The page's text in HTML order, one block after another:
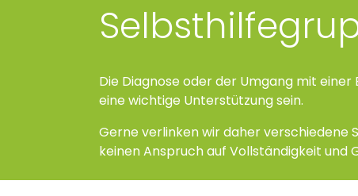
Die Diagnose oder der Umgang mit
eine wichtige Unterstützung sein.
Gerne verlinken wir daher verschiedene
keinen Anspruch auf Vollständigkeit und